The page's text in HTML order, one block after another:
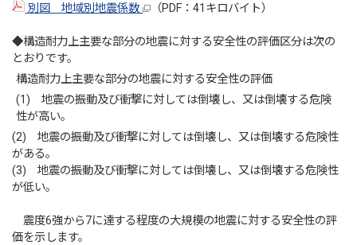
別図 地域別地震係数
（PDF：41キロバイト）
◆構造耐力上主要な部分の地震に対する安全性の評価区分は次の
とおりです。
構造耐力上主要な部分の地震に対する安全性の評価
(1) 地震の振動及び衝撃に対しては倒壊し、又は倒壊する危険
性が高い。
(2) 地震の振動及び衝撃に対しては倒壊し、又は倒壊する危険性
がある。
(3) 地震の振動及び衝撃に対しては倒壊し、又は倒壊する危険性
が低い。
震度6強から7に達する程度の大規模の地震に対する安全性の評
価を示します。